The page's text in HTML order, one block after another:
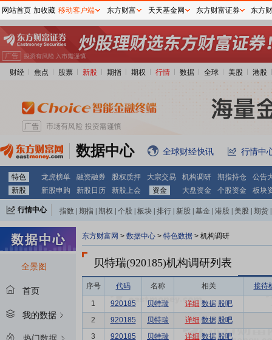
财经 焦点 股票 新股 期指 期权 行情 数据 全球 美股 港股
数据中心 全球财经快讯 行情中
特色 龙虎榜单 融资融券 股权质押 大宗交易 机构调研 期指持仓
公告
新股
新股申购 新股日历 新股上会 资金 大盘资金 个股资金 板块
行情中心 指数 期指 期权 个股 板块 排行 新股 基金 港股 美股 期货
全景图
首页
我的数据
东方财富网 > 数据中心 > 特色数据 > 机构调研
贝特瑞(920185)机构调研列表
序号 代码 名称 相关 接待
1 920185 贝特瑞 详细 数据 股吧
2
920185 贝特瑞 详细 数据 股吧
3
920185 贝特瑞 详细 数据 股吧
网站首页 加收藏 移动客户端 东方财富 天天基金网 东方财富证券 东方